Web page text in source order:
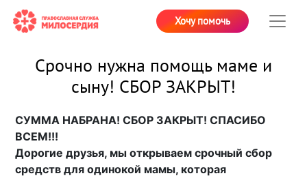
Хочу помочь
Срочно нужна помощь маме и
сыну! СБОР ЗАКРЫТ!
СУММА НАБРАНА! СБОР ЗАКРЫТ! СПАСИБО
ВСЕМ!!!
Дорогие друзья, мы открываем срочный сбор
средств для одинокой мамы, которая